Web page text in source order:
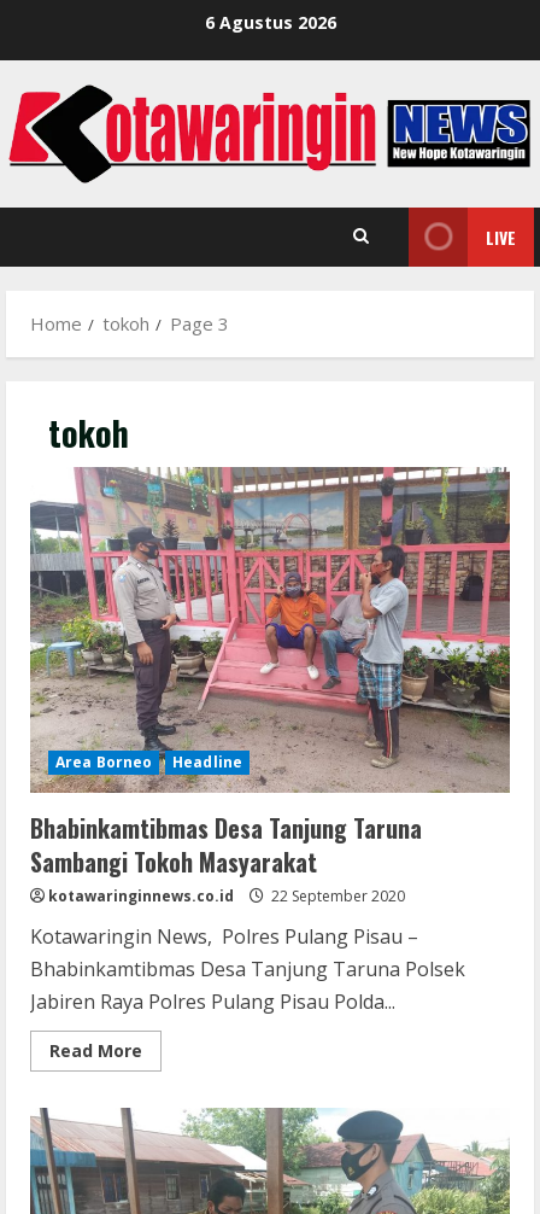
6 Agustus 2026
LIVE
Home tokoh Page 3
tokoh
Area Borneo Headline
Bhabinkamtibmas Desa Tanjung Taruna
Sambangi Tokoh Masyarakat
kotawaringinnews.co.id 22 September 2020
Kotawaringin News, Polres Pulang Pisau –
Bhabinkamtibmas Desa Tanjung Taruna Polsek
Jabiren Raya Polres Pulang Pisau Polda...
Read More
more
Desa
Tanjung
Taruna
Sambangi
Tokoh
Masyarakat